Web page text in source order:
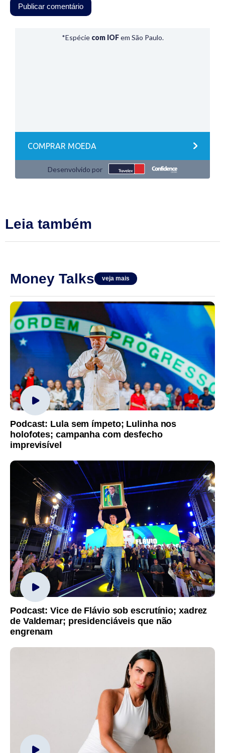
Leia também
Money Talks veja mais
Podcast: Lula sem ímpeto; Lulinha nos
holofotes; campanha com desfecho
imprevisível
Podcast: Vice de Flávio sob escrutínio; xadrez
de Valdemar; presidenciáveis que não
engrenam